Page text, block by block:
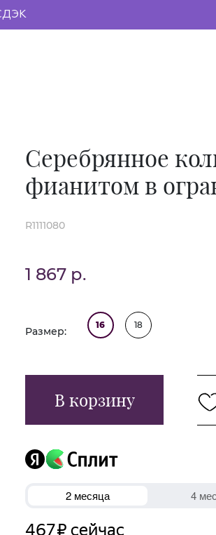
Серебрянное
фианитом в
R1111080
1 867 р.
Размер:
16 18
В корзину